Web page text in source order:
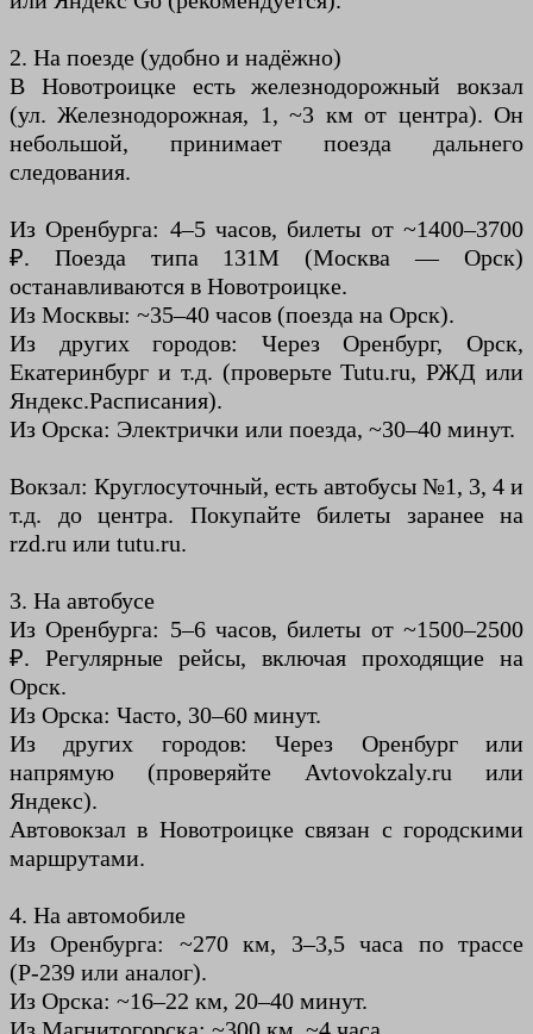
2. На поезде (удобно и надёжно)
В Новотроицке есть железнодорожный вокзал
(ул. Железнодорожная, 1, ~3 км от центра). Он
небольшой, принимает поезда дальнего
следования.
Из Оренбурга: 4–5 часов, билеты от ~1400–3700
₽. Поезда типа 131М (Москва — Орск)
останавливаются в Новотроицке.
Из Москвы: ~35–40 часов (поезда на Орск).
Из других городов: Через Оренбург, Орск,
Екатеринбург и т.д. (проверьте Tutu.ru, РЖД или
Яндекс.Расписания).
Из Орска: Электрички или поезда, ~30–40 минут.
Вокзал: Круглосуточный, есть автобусы №1, 3, 4 и
т.д. до центра. Покупайте билеты заранее на
rzd.ru или tutu.ru.
3. На автобусе
Из Оренбурга: 5–6 часов, билеты от ~1500–2500
₽. Регулярные рейсы, включая проходящие на
Орск.
Из Орска: Часто, 30–60 минут.
Из других городов: Через Оренбург или
напрямую (проверяйте Avtovokzaly.ru или
Яндекс).
Автовокзал в Новотроицке связан с городскими
маршрутами.
4. На автомобиле
Из Оренбурга: ~270 км, 3–3,5 часа по трассе
(Р-239 или аналог).
Из Орска: ~16–22 км, 20–40 минут.